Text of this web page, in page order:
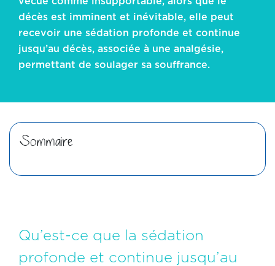
palliatifs et d’accompagnement de fin de
Portail documentaire
décès est imminent et inévitable, elle peut
recevoir une sédation profonde et continue
jusqu’au décès, associée à une analgésie,
permettant de soulager sa souffrance.
Sommaire
Qu’est-ce que la sédation
profonde et continue jusqu’au